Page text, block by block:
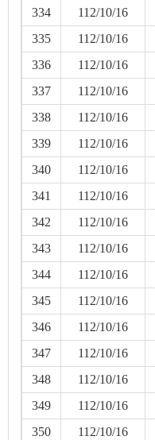
334
112/10/16
335
112/10/16
336
112/10/16
337
112/10/16
338
112/10/16
339
112/10/16
340
112/10/16
341
112/10/16
342
112/10/16
343
112/10/16
344
112/10/16
345
112/10/16
346
112/10/16
347
112/10/16
348
112/10/16
349
112/10/16
350
112/10/16